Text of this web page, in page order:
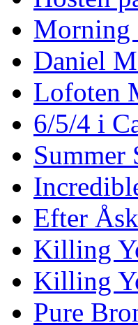
Morning
Daniel
Lofoten
6/5/4 i
Summer
Efter
Killing
Killing
Pure